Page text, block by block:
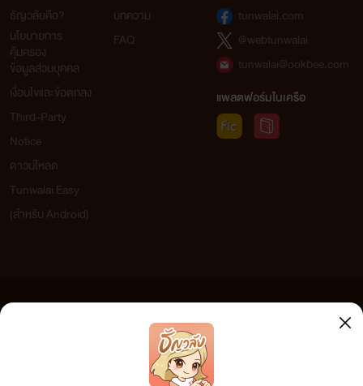
ธัญวลัยคือ?
นโยบายการ
คุ้มครอง
ข้อมูลส่วนบุคคล
เงื่อนไขและข้อตกลง
Third-Party
Notice
ดาวน์โหลด
Tunwalai Easy
(สำหรับ Android)
บทความ
FAQ
tunwalai.com
@webtunwalai
tunwalai@ookbee.com
แพลตฟอร์มในเครือ
เว็บไซต์แห่งนี้ไม่ได้เห็นด้วยและไม่ขอรับผิดชอบต่อข้อความใดๆ ทั้งสิ้น ดังนั้นผู้อ่านทุกท่านโปรดใช้
วิจารณญาณในการกลั่นกรองด้วยตนเอง และหากท่านพบข้อความใดๆ ที่ขัดต่อกฎหมายและศีลธรรม
กรุณาแจ้งมาที่ tunwalai@ookbee.com เพื่อทีมงานจะได้ดำเนินการในทันที ทั้งนี้ ทางเว็บไซต์ขอสงวน
ลิขสิทธิ์ตามพระราชบัญญัติลิขสิทธิ์ (ฉบับเพิ่มเติม) พ.ศ.2558